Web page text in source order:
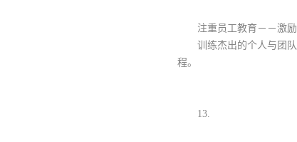
注重员工教育－－激
训练杰出的个人与团
程。
13.